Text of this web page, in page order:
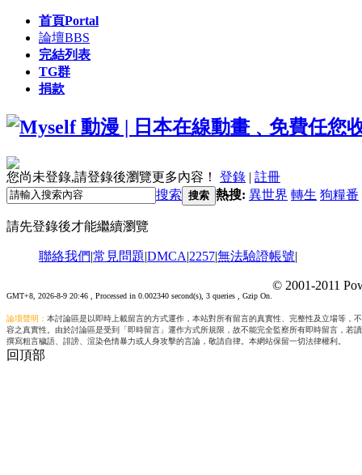
首頁Portal
論壇BBS
完結列表
TG群
捐款
您尚未登錄,請登錄後瀏覽更多內容！ 登錄 | 註冊
搜索 搜索 熱搜: 異世界 轉生 狗糧番
請先登錄後才能繼續瀏覽
聯絡我們|常見問題|DMCA|2257|無法驗證帳號|
GMT+8, 2026-8-9 20:46 , Processed in 0.002340 second(s), 3 queries , Gzip On.
© 2001-2011
論壇聲明： 本討論區是以即時上載留言的方式運作，本站對所有留言的真實性、完整性及立場等
容之真實性。由於討論區是受到「即時留言」運作方式所規限，故不能完全監察所有即時留言，
撰寫粗言穢語、誹謗、渲染色情暴力或人身攻擊的言論，敬請自律。本網站保留一切法律權利。
回頂部